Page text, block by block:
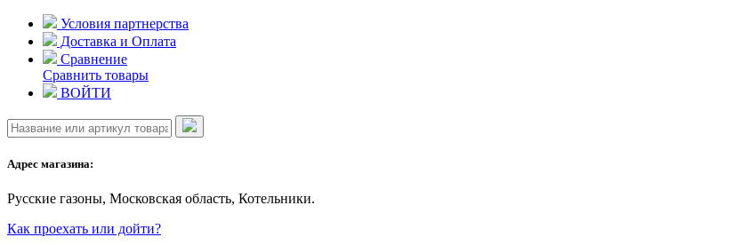
Skip
content
Условия партнерства
Доставка и Оплата
Сравнение
Сравнить товары
ВОЙТИ
Адрес магазина:
Русские газоны, Московская область, Котельники.
Как проехать или дойти?